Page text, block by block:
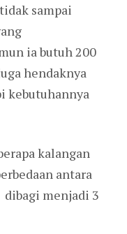
sampai
ia butuh 200
hendaknya
kebutuhannya
kalangan
antara
menjadi 3